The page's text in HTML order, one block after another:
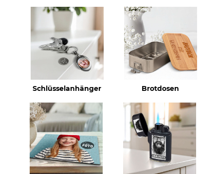
Schlüsselanhänger Brotdosen